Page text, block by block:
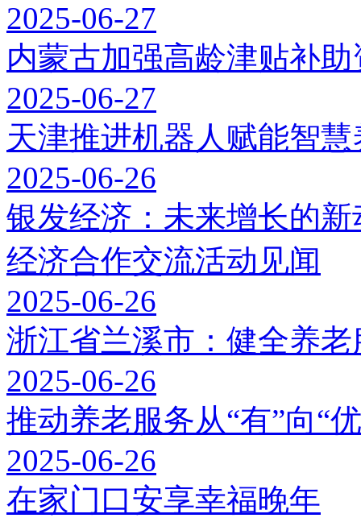
2025-06-27
内蒙古加强高龄津贴补
2025-06-27
天津推进机器人赋能智
2025-06-26
银发经济：未来增长的
经济合作交流活动见闻
2025-06-26
浙江省兰溪市：健全养
2025-06-26
推动养老服务从“有”向“
2025-06-26
在家门口安享幸福晚年